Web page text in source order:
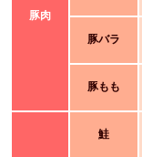
豚肉
豚バラ
豚もも
鮭